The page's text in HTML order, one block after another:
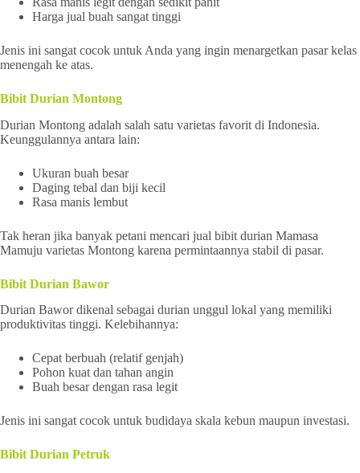
Harga jual buah sangat tinggi
Jenis ini sangat cocok untuk Anda yang ingin menargetkan pasar kelas
menengah ke atas.
Bibit Durian Montong
Durian Montong adalah salah satu varietas favorit di Indonesia.
Keunggulannya antara lain:
Ukuran buah besar
Daging tebal dan biji kecil
Rasa manis lembut
Tak heran jika banyak petani mencari jual bibit durian Mamasa
Mamuju varietas Montong karena permintaannya stabil di pasar.
Bibit Durian Bawor
Durian Bawor dikenal sebagai durian unggul lokal yang memiliki
produktivitas tinggi. Kelebihannya:
Cepat berbuah (relatif genjah)
Pohon kuat dan tahan angin
Buah besar dengan rasa legit
Jenis ini sangat cocok untuk budidaya skala kebun maupun investasi.
Bibit Durian Petruk